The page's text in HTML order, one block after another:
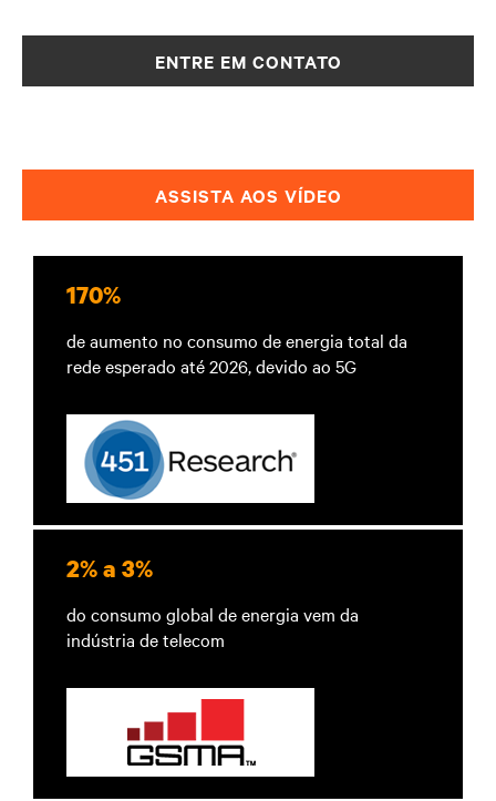
ENTRE EM CONTATO
ASSISTA AOS VÍDEO
170%
de aumento no consumo de energia total da
rede esperado até 2026, devido ao 5G
2% a 3%
do consumo global de energia vem da
indústria de telecom